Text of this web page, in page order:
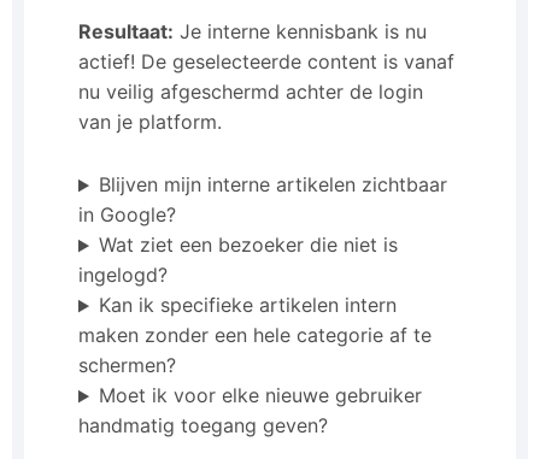
Resultaat: Je interne kennisbank is nu
actief! De geselecteerde content is vanaf
nu veilig afgeschermd achter de login
van je platform.
Blijven mijn interne artikelen zichtbaar
in Google?
Wat ziet een bezoeker die niet is
ingelogd?
Kan ik specifieke artikelen intern
maken zonder een hele categorie af te
schermen?
Moet ik voor elke nieuwe gebruiker
handmatig toegang geven?